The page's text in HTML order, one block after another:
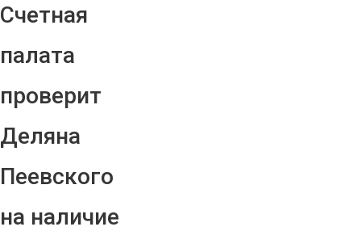
Счетная
палата
проверит
Деляна
Пеевского
на наличие